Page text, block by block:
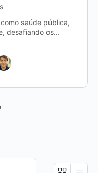
saúde pública,
desafiando os...